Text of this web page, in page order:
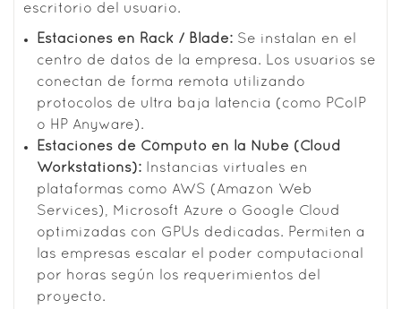
escritorio del usuario.
Estaciones en Rack / Blade: Se instalan en el
centro de datos de la empresa. Los usuarios se
conectan de forma remota utilizando
protocolos de ultra baja latencia (como PCoIP
o HP Anyware).
Estaciones de Cómputo en la Nube (Cloud
Workstations): Instancias virtuales en
plataformas como AWS (Amazon Web
Services), Microsoft Azure o Google Cloud
optimizadas con GPUs dedicadas. Permiten a
las empresas escalar el poder computacional
por horas según los requerimientos del
proyecto.